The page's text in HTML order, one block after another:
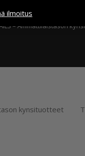
ilmoitusKassa
– Ammattilaistason
kynsituotteet